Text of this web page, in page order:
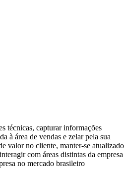
técnicas, capturar informações
à área de vendas e zelar pela sua
valor no cliente, manter-se atualizado
com áreas distintas da empresa
no mercado brasileiro